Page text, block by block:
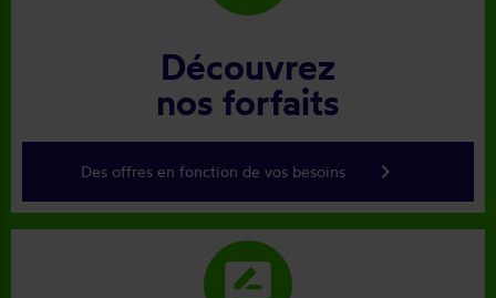
Découvrez
nos forfaits
Des offres en fonction de vos besoins keyboard_arrow_right
rate_review